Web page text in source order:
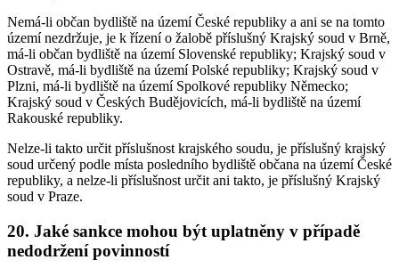
Nemá-li občan bydliště na území České republiky a ani se na tomto
území nezdržuje, je k řízení o žalobě příslušný Krajský soud v Brně,
má-li občan bydliště na území Slovenské republiky; Krajský soud v
Ostravě, má-li bydliště na území Polské republiky; Krajský soud v
Plzni, má-li bydliště na území Spolkové republiky Německo;
Krajský soud v Českých Budějovicích, má-li bydliště na území
Rakouské republiky.
Nelze-li takto určit příslušnost krajského soudu, je příslušný krajský
soud určený podle místa posledního bydliště občana na území České
republiky, a nelze-li příslušnost určit ani takto, je příslušný Krajský
soud v Praze.
20. Jaké sankce mohou být uplatněny v případě
nedodržení povinností